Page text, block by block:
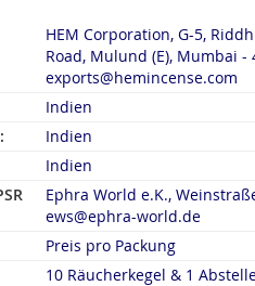
HEM Corporation, G-5,
Road, Mulund (E), Mumbai -
exports@hemincense.com
Indien
Indien
Indien
Ephra World e.K.,
ews@ephra-world.de
Preis pro Packung
10 Räucherkegel & 1